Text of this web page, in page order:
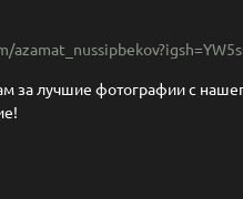
за лучшие фотографии с